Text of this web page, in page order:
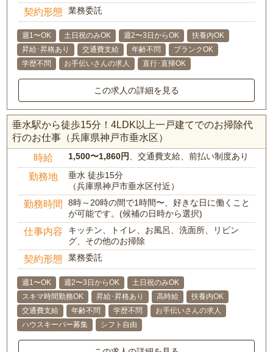
契約形態 業務委託
週1〜OK 土日祝のみOK 週2〜3日からOK
扶養内OK
昇給･昇格あり
交通費支給 年齢不問
ブランクOK
学歴不問
お手伝いさんの求人 直行･直帰OK
この求人の詳細を見る
垂水駅から徒歩15分！4LDK以上一戸建てでのお掃除代
行のお仕事（兵庫県神戸市垂水区）
時給 1,500〜1,860円、交通費支給、前払い制度あり
勤務地
垂水 徒歩15分
（兵庫県神戸市垂水区付近）
勤務時間
8時～20時の間で1時間〜、好きな日に働くこと
が可能です。(候補の日時から選択)
仕事内容
キッチン、トイレ、お風呂、洗面所、リビン
グ、その他のお掃除
契約形態 業務委託
週1〜OK 週2〜3日からOK
土日祝のみOK
スキマ時間勤務OK
昇給･昇格あり 高時給
扶養内OK
交通費支給
年齢不問 学歴不問
お手伝いさんの求人
ハウスキーパー募集
シフト自由